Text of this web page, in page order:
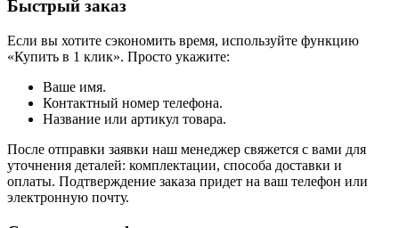
Быстрый заказ
Если вы хотите сэкономить время, используйте функцию
«Купить в 1 клик». Просто укажите:
Ваше имя.
Контактный номер телефона.
Название или артикул товара.
После отправки заявки наш менеджер свяжется с вами для
уточнения деталей: комплектации, способа доставки и
оплаты. Подтверждение заказа придет на ваш телефон или
электронную почту.